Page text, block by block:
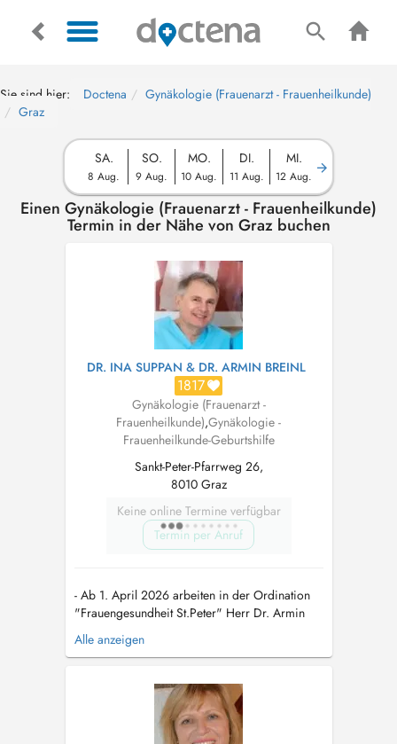
Sie sind hier: Doctena
Gynäkologie (Frauenarzt - Frauenheilkunde)
Graz
SA.
8 Aug.
SO.
9 Aug.
MO.
10 Aug.
DI.
11 Aug.
MI.
12 Aug.
Einen Gynäkologie (Frauenarzt - Frauenheilkunde)
Termin in der Nähe von Graz buchen
DR. INA SUPPAN & DR. ARMIN BREINL
1817
Gynäkologie (Frauenarzt -
Frauenheilkunde),Gynäkologie -
Frauenheilkunde-Geburtshilfe
Sankt-Peter-Pfarrweg 26,
8010 Graz
Keine online Termine verfügbar
Termin per Anruf
- Ab 1. April 2026 arbeiten in der Ordination
"Frauengesundheit St.Peter" Herr Dr. Armin
Breinl und seine Tochter Fr. Dr. Ina Suppan
gemeinsam. Fr. Dr. Suppan wird vornehmlich
Dr. Breinl nachmittags, beide auf
Wahlarztbasis. - Vorerst ist Dr. Breinl ...
Alle anzeigen